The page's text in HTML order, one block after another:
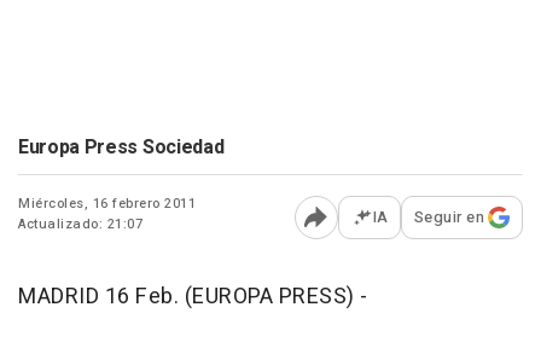
Europa Press Sociedad
Miércoles, 16 febrero 2011
Actualizado: 21:07
Abrir opciones para
IA Seguir en
MADRID 16 Feb. (EUROPA PRESS) -